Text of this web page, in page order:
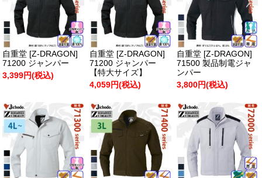
自重堂 [Z-DRAGON]
71200 ジャンパー
3,399円(税込)
自重堂 [Z-DRAGON]
71200 ジャンパー
【特大サイズ】
4,059円(税込)
自重堂 [Z-DRAGON]
71500 製品制電ジャ
ンパー
3,800円(税込)